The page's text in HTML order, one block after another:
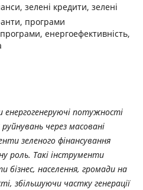
зелені кредити, зелені
програми
енергоефективність,
енергогенеруючі потужності
через масовані
зеленого фінансування
роль. Такі інструменти
населення, громади на
збільшуючи частку генерації